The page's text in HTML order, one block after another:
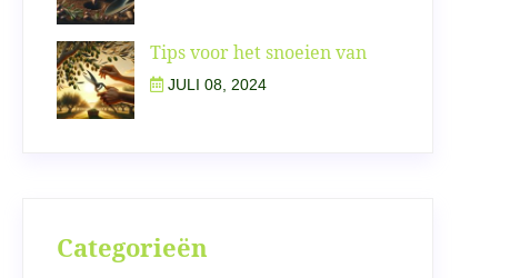
Tips voor het snoeien van
JULI 08, 2024
Categorieën